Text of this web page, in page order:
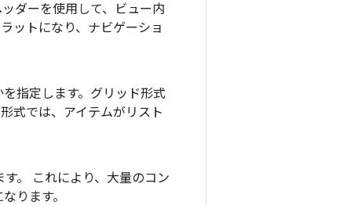
ダーを使用して、ビュー内
ットになり、ナビゲーショ
指定します。グリッド形式
式では、アイテムがリスト
。 これにより、大量のコン
ります。